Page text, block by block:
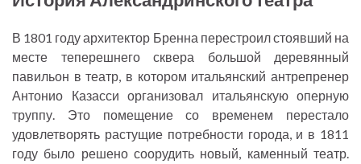
В 1801 году архитектор Бренна перестроил стоявший на
месте теперешнего сквера большой деревянный
павильон в театр, в котором итальянский антрепренер
Антонио Казасси организовал итальянскую оперную
труппу. Это помещение со временем перестало
удовлетворять растущие потребности города, и в 1811
году было решено соорудить новый, каменный театр.